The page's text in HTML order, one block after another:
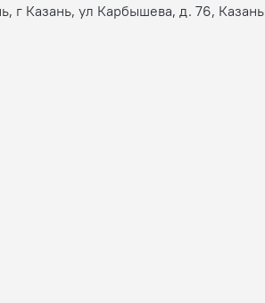
г Казань, ул Карбышева, д. 76, Казань